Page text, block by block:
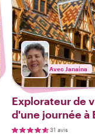
Avec Janaina
Explorateur de
d'une journée à
31 avis